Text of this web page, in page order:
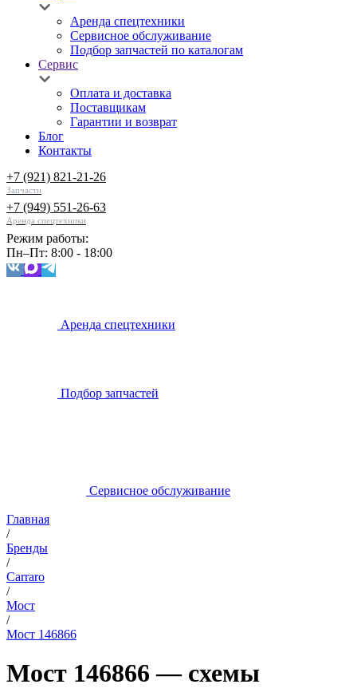
Аренда спецтехники
Сервисное обслуживание
Подбор запчастей по каталогам
Сервис
Оплата и доставка
Поставщикам
Гарантии и возврат
Блог
Контакты
+7 (921) 821-21-26
Запчасти
+7 (949) 551-26-63
Аренда спецтехники
Режим работы:
Пн–Пт: 8:00 - 18:00
Аренда спецтехники
Подбор запчастей
Сервисное обслуживание
Главная
/
Бренды
/
Carraro
/
Мост
/
Мост 146866
Мост 146866 — схемы